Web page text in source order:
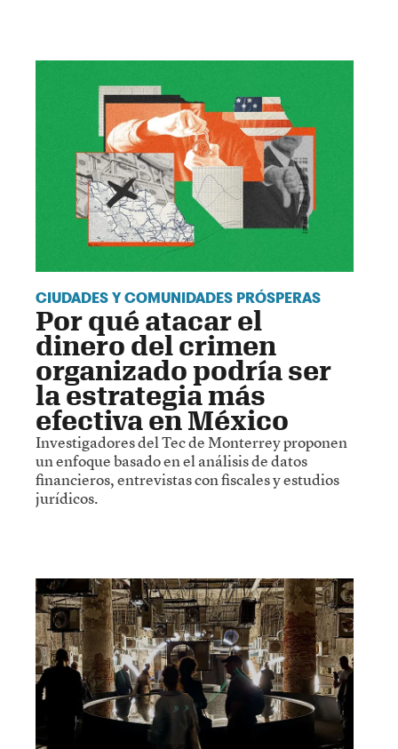
CIUDADES Y COMUNIDADES PRÓSPERAS
Por qué atacar el
dinero del crimen
organizado podría ser
la estrategia más
efectiva en México
Investigadores del Tec de Monterrey proponen
un enfoque basado en el análisis de datos
financieros, entrevistas con fiscales y estudios
jurídicos.